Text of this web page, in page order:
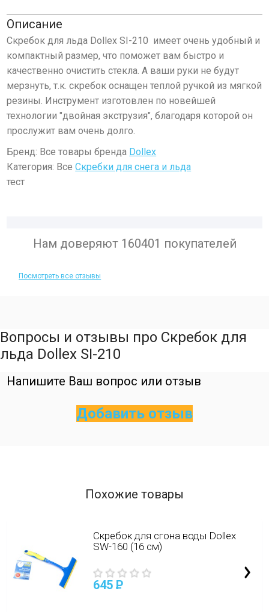
Описание
Скребок для льда Dollex SI-210 имеет очень удобный и
компактный размер, что поможет вам быстро и
качественно очистить стекла. А ваши руки не будут
мерзнуть, т.к. скребок оснащен теплой ручкой из мягкой
резины. Инструмент изготовлен по новейшей
технологии "двойная экструзия", благодаря которой он
прослужит вам очень долго.
Бренд: Все товары бренда Dollex
Категория: ВсеСкребки для снега и льда
тест
Нам доверяют 160401 покупателей
Посмотреть все отзывы
Вопросы и отзывы про Скребок для
льда Dollex SI-210
Напишите Ваш вопрос или отзыв
Добавить отзыв
Похожие товары
Скребок для сгона воды Dollex
SW-160 (16 см)
645 P